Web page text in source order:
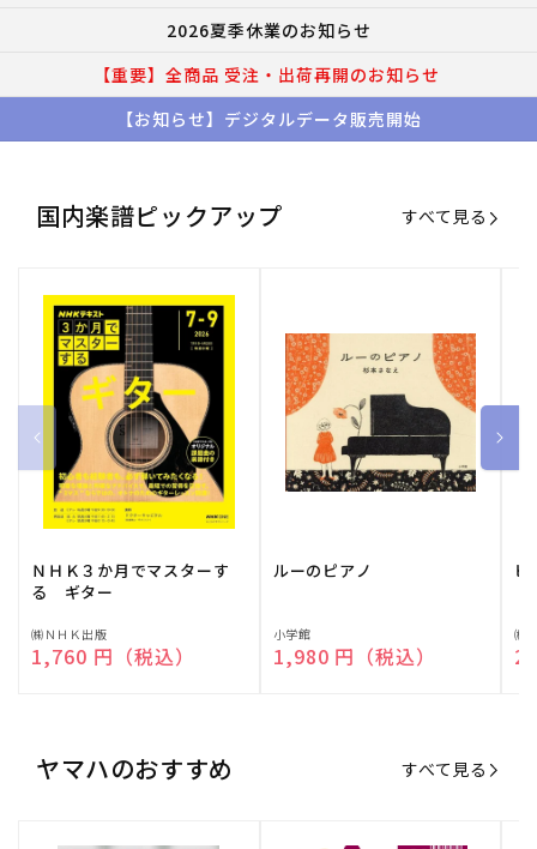
2026夏季休業のお知らせ
【重要】全商品 受注・出荷再開のお知らせ
【お知らせ】デジタルデータ販売開始
国内楽譜ピックアップ すべて見る
ＮＨＫ３か月でマスターす
る ギター
販
売
㈱ＮＨＫ出版
通常価格
1,760 円（税込）
ルーのピアノ
販
売
小学館
通常価格
1,980 円（税込）
ピ
販
売
㈱
ヤマハのおすすめ すべて見る